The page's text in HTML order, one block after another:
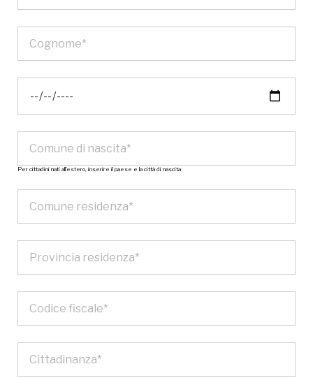
Per cittadini nati all’estero, inserire il paese e la città di nascita